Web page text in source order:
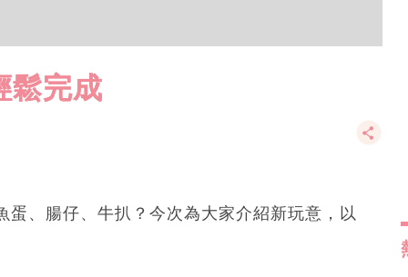
鬆完成
、腸仔、牛扒？今次為大家介紹新玩意，以